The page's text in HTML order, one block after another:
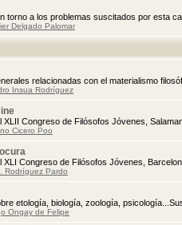
torno a los problemas suscitados por esta
Delgado Palomar
relacionadas con el materialismo
Insua Rodríguez
XLII Congreso de Filósofos Jóvenes,
Cicero Poo
XLI Congreso de Filósofos Jóvenes,
Rodríguez Pardo
etología, biología, zoología,
Ongay de Felipe